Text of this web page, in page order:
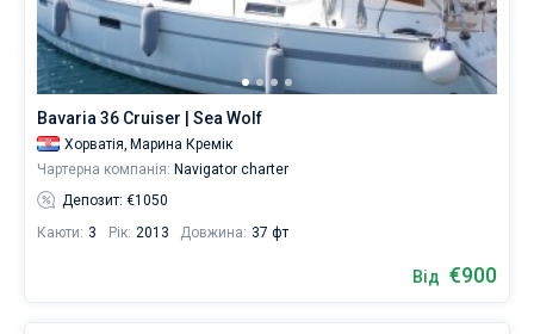
містить
132
човнів
від
для
вітрильного
відпочинку
незабутньої
Bavaria 36 Cruiser | Sea Wolf
Хорватія, Марина Кремік
Чартерна компанія: Navigator charter
Депозит: €1050
Каюти: 3 Рік: 2013 Довжина: 37 фт
Від €900
Без шкіпера
Зі шкіпером